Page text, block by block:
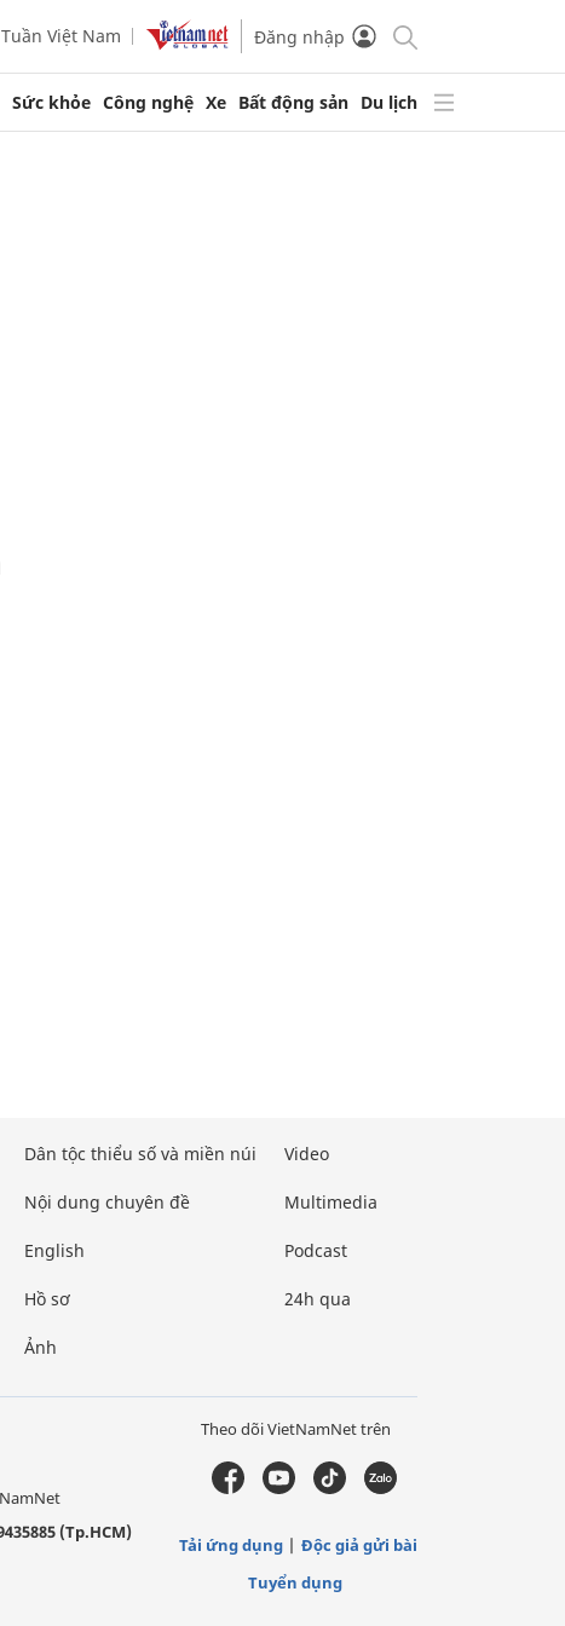
Tuần Việt Nam Đăng nhập
Sức khỏe Công nghệ Xe Bất động sản Du lịch
Dân tộc thiểu số và miền núi
Nội dung chuyên đề
English
Hồ sơ
Ảnh
Video
Multimedia
Podcast
24h qua
(Tp.HCM)
Theo dõi VietNamNet trên
Tải ứng dụng
Độc giả gửi bài
Tuyển dụng